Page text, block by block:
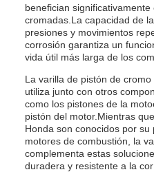
benefician
cromadas.La capacidad de
presiones y movimientos
corrosión garantiza un
vida útil más larga de los
La varilla de pistón de
utiliza junto con otros
como los pistones de la
pistón del motor.Mientras
Honda son conocidos por
motores de combustión, la
complementa estas
duradera y resistente a la